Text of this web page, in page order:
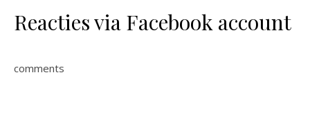
Reacties via Facebook account
comments